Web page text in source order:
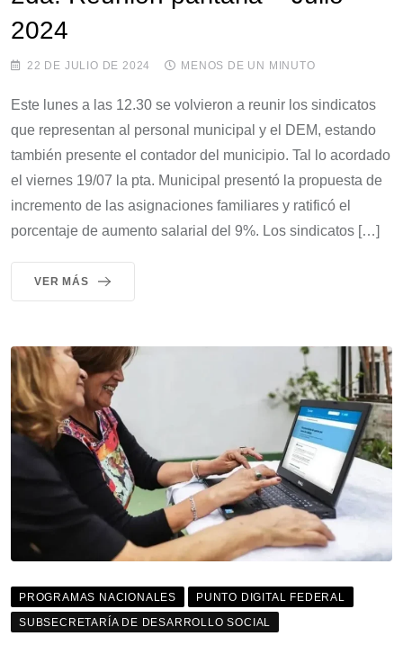
2024
22 DE JULIO DE 2024 MENOS DE UN MINUTO
Este lunes a las 12.30 se volvieron a reunir los sindicatos
que representan al personal municipal y el DEM, estando
también presente el contador del municipio. Tal lo acordado
el viernes 19/07 la pta. Municipal presentó la propuesta de
incremento de las asignaciones familiares y ratificó el
porcentaje de aumento salarial del 9%. Los sindicatos […]
VER MÁS
PROGRAMAS NACIONALES
PUNTO DIGITAL FEDERAL
SUBSECRETARÍA DE DESARROLLO SOCIAL